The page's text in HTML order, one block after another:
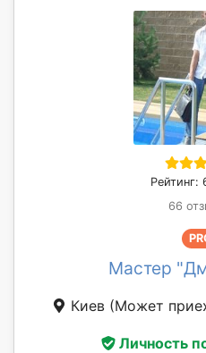
Рейтинг:
66
Мастер
Киев (Может
Личность